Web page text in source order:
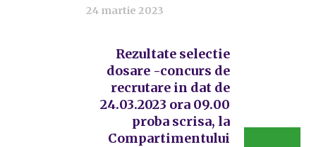
24 martie 2023
Rezultate selectie
dosare -concurs de
recrutare in dat de
24.03.2023 ora 09.00
proba scrisa, la
Compartimentului